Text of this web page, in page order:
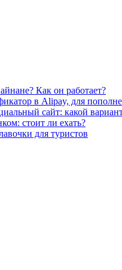
Как он работает?
в Alipay, для
сайт: какой
стоит ли ехать?
для туристов